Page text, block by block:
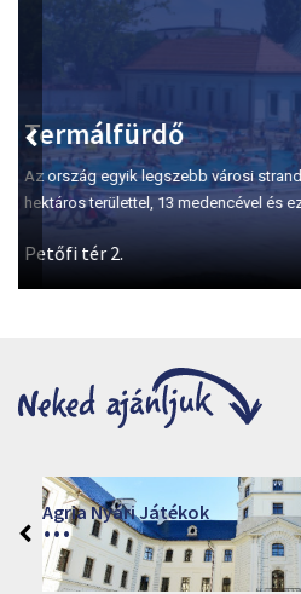
Szépasszony-völgy
A borkóstolás első számú
Márai Központ 2026
2026. június 19. - 2026.
Márai Központ, Eger 3300,